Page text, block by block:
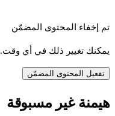
تم إخفاء المحتوى المضمّن
يمكنك تغيير ذلك في أي وقت.
تفعيل المحتوى المضمّن
هيمنة غير مسبوقة